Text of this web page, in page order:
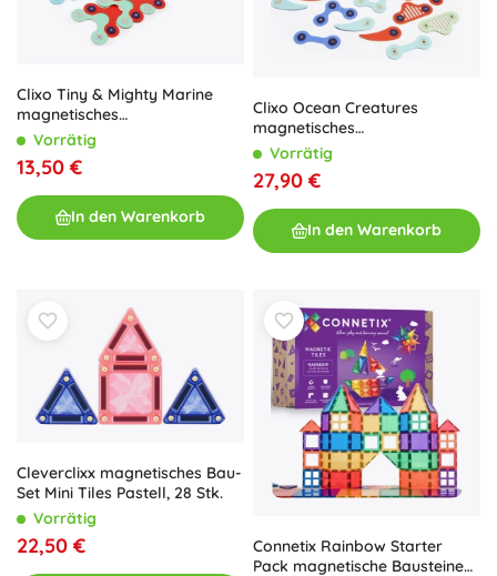
Clixo Tiny & Mighty Marine
magnetisches
Konstruktionsset mit 9 Teilen
Vorrätig
13,50 €
In den Warenkorb
Clixo Ocean Creatures
magnetisches
Konstruktionsset 24 Stk.,
leuchtet im Dunkeln
Vorrätig
27,90 €
In den Warenkorb
Cleverclixx magnetisches Bau-
Set Mini Tiles Pastell, 28 Stk.
Vorrätig
22,50 €
Connetix Rainbow Starter
Pack magnetische Bausteine